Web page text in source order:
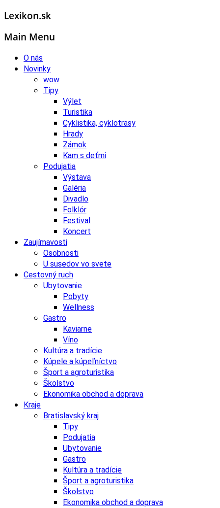
Lexikon.sk
Main Menu
O nás
Novinky
wow
Tipy
Výlet
Turistika
Cyklistika, cyklotrasy
Hrady
Zámok
Kam s deťmi
Podujatia
Výstava
Galéria
Divadlo
Folklór
Festival
Koncert
Zaujímavosti
Osobnosti
U susedov vo svete
Cestovný ruch
Ubytovanie
Pobyty
Wellness
Gastro
Kaviarne
Víno
Kultúra a tradície
Kúpele a kúpeľníctvo
Šport a agroturistika
Školstvo
Ekonomika obchod a doprava
Kraje
Bratislavský kraj
Tipy
Podujatia
Ubytovanie
Gastro
Kultúra a tradície
Šport a agroturistika
Školstvo
Ekonomika obchod a doprava